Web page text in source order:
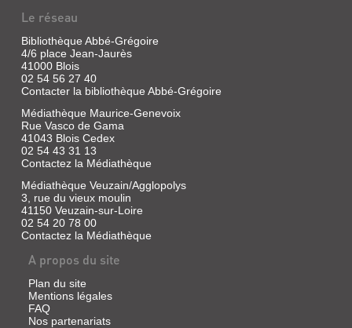
Sans
exemplaire
Chatenet,
Monique
Société
française
d'archéologie,
1986
(Congrès
archéologique
de
France)
(LOIR-
CHER)
Livre
|
Trézin,
Christian
|
éd.
du
Patrimoine,
1998
(Itinéraires
du
patrimoine)
Le réseau
Bibliothèque Abbé-Grégoire
4/6 place Jean-Jaurès
41000 Blois
02 54 56 27 40
Contacter la bibliothèque Abbé-Grégoire
Médiathèque Maurice-Genevoix
Rue Vasco de Gama
41043 Blois Cedex
02 54 43 31 13
Contactez la Médiathèque
Médiathèque Veuzain/Agglopolys
3, rue du vieux moulin
41150 Veuzain-sur-Loire
02 54 20 78 00
Contactez la Médiathèque
A propos du site
Plan du site
Mentions légales
FAQ
Nos partenariats